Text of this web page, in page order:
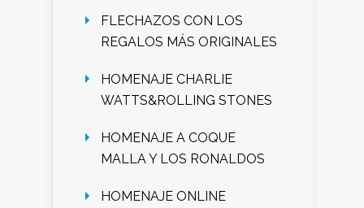
FLECHAZOS CON LOS
REGALOS MÁS ORIGINALES
HOMENAJE CHARLIE
WATTS&ROLLING STONES
HOMENAJE A COQUE
MALLA Y LOS RONALDOS
HOMENAJE ONLINE